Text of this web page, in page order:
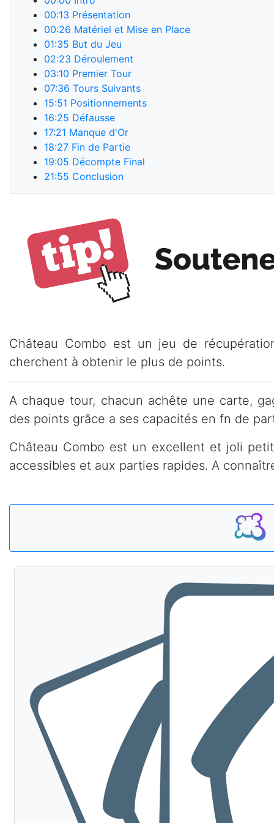
00:13 Présentation
00:26 Matériel et Mise en Place
01:35 But du Jeu
02:23 Déroulement
03:10 Premier Tour
07:36 Tours Suivants
15:51 Positionnements
16:25 Défausse
17:21 Manque d'Or
18:27 Fin de Partie
19:05 Décompte Final
21:55 Conclusion
Château Combo est un jeu de
cherchent à obtenir le plus de points.
A chaque tour, chacun achête une carte,
des points grâce a ses capacités en fn de
Château Combo est un excellent et joli
accessibles et aux parties rapides. A